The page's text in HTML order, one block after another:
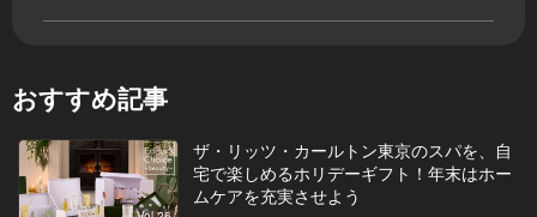
おすすめ記事
ザ・リッツ・カールトン東京のスパを、自
宅で楽しめるホリデーギフト！年末はホー
ムケアを充実させよう